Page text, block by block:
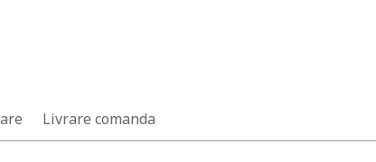
Livrare comanda